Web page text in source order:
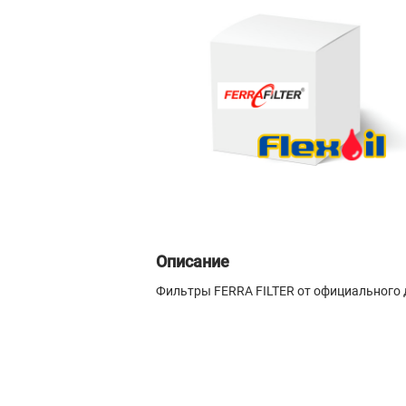
Описание
Фильтры FERRA FILTER от официального